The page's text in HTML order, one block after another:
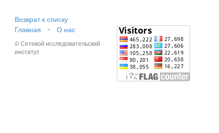
Возврат к списку
Главная
⋅ О нас
© Сетевой исследовательский
институт